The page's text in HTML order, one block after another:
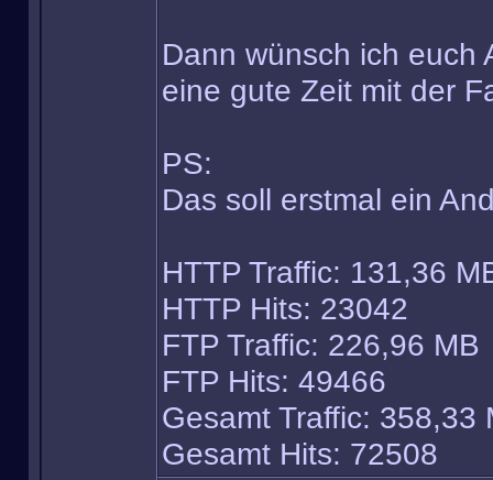
Dann wünsch ich euch
eine gute Zeit mit der
PS:
Das soll erstmal ein
HTTP Traffic: 131,36
HTTP Hits: 23042
FTP Traffic: 226,96 MB
FTP Hits: 49466
Gesamt Traffic: 358,33
Gesamt Hits: 72508